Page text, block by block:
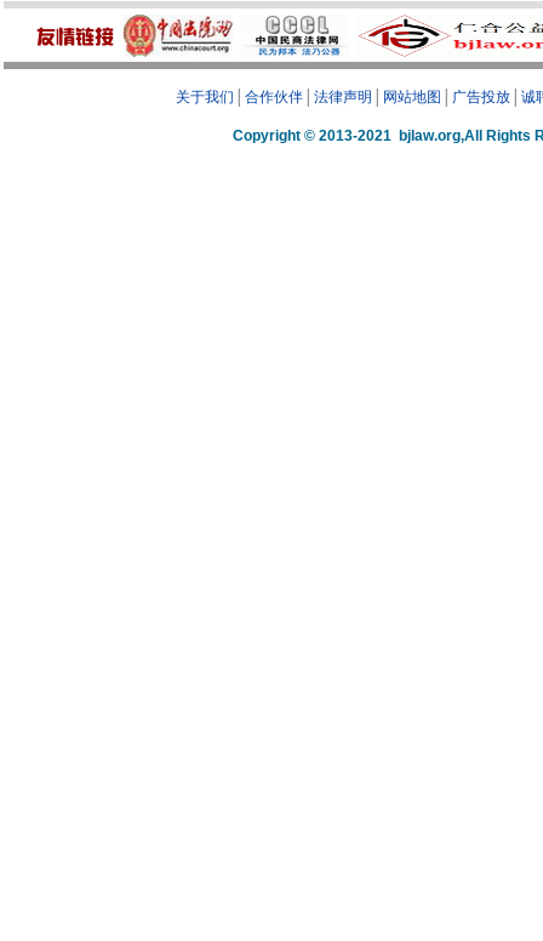
关于我们 合作伙伴 法律声明 网站地图 广告投放 诚
Copyright © 2013-2021 bjlaw.org,All Rights